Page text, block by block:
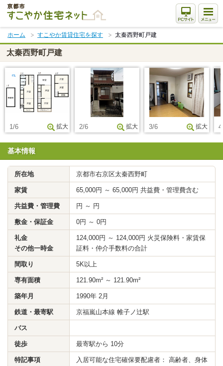
本
文
ま
で
ス
キ
ホーム すこやか賃貸住宅を探す 太秦西野町戸建
太秦西野町戸建
1/6 拡大 2/6 拡大 3/6 拡大
基本情報
所在地 京都市右京区太秦西野町
家賃 65,000円 ～ 65,000円 共益費・管理費含む
共益費・管理費 円 ～ 円
敷金・保証金 0円 ～ 0円
礼金
その他一時金
124,000円 ～ 124,000円 火災保険料・家賃保
証料・仲介手数料の合計
間取り 5K以上
専有面積 121.90m² ～ 121.90m²
築年月 1990年 2月
鉄道・最寄駅 京福嵐山本線 帷子ノ辻駅
バス
徒歩 最寄駅から 10分
特記事項
入居可能な住宅確保要配慮者： 高齢者、身体